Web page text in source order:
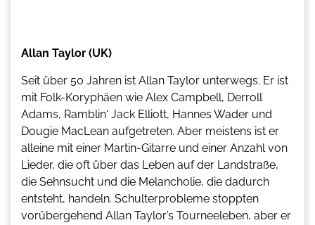
Allan Taylor (UK)
Seit über 50 Jahren ist Allan Taylor unterwegs. Er ist
mit Folk-Koryphäen wie Alex Campbell, Derroll
Adams, Ramblin‘ Jack Elliott, Hannes Wader und
Dougie MacLean aufgetreten. Aber meistens ist er
alleine mit einer Martin-Gitarre und einer Anzahl von
Lieder, die oft über das Leben auf der Landstraße,
die Sehnsucht und die Melancholie, die dadurch
entsteht, handeln. Schulterprobleme stoppten
vorübergehend Allan Taylor’s Tourneeleben, aber er